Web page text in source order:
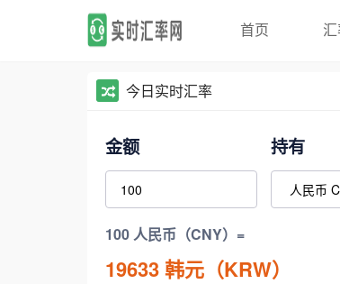
首页
今日实时汇率
金额 持有
100 人民币（CNY）=
19633韩元（KRW）